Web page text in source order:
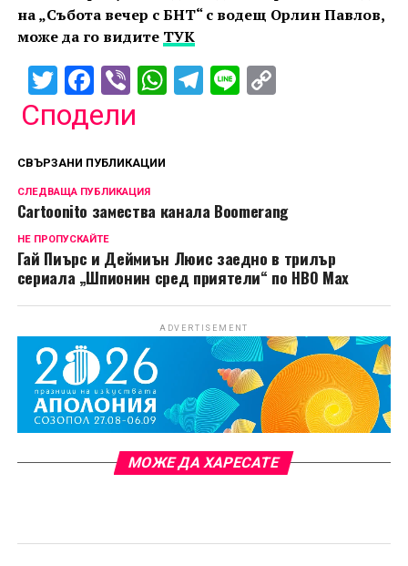
на „Събота вечер с БНТ“ с водещ Орлин Павлов,
може да го видите ТУК
Twitter
Facebook
ViberWhatsApp
Telegram
LineCopy
Сподели
СВЪРЗАНИ ПУБЛИКАЦИИ
СЛЕДВАЩА ПУБЛИКАЦИЯ
Cartoonito замества канала Boomerang
НЕ ПРОПУСКАЙТЕ
Гай Пиърс и Деймиън Люис заедно в трилър
сериала „Шпионин сред приятели“ по HBO Max
ADVERTISEMENT
МОЖЕ ДА ХАРЕСАТЕ